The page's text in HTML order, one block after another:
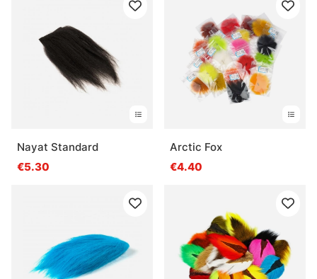
Nayat Standard
€5.30
Arctic Fox
€4.40